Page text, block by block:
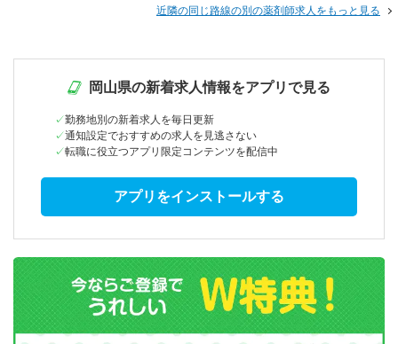
近隣の同じ路線の別の薬剤師求人をもっと見る
岡山県の新着求人情報をアプリで見る
勤務地別の新着求人を毎日更新
通知設定でおすすめの求人を見逃さない
転職に役立つアプリ限定コンテンツを配信中
アプリをインストールする